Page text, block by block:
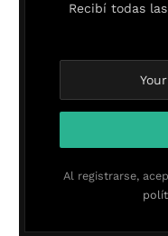
Recibí todas
Al registrarse,